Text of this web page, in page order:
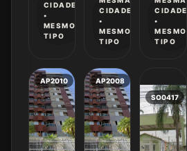
CIDADE
•
MESMO
TIPO
CIDADE
•
MESMO
TIPO
CIDADE
•
MESMO
TIPO
AP2010 AP2008
SO0417